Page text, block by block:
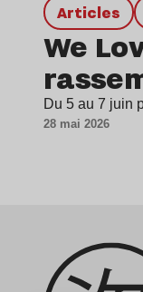
Articles
We
Du 5 au 7 juin
28 mai 2026